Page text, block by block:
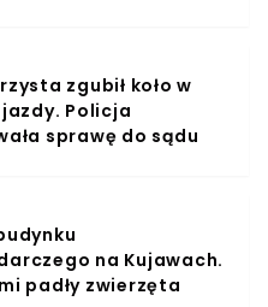
zgubił koło w
Policja
sprawę do sądu
na Kujawach.
padły zwierzęta